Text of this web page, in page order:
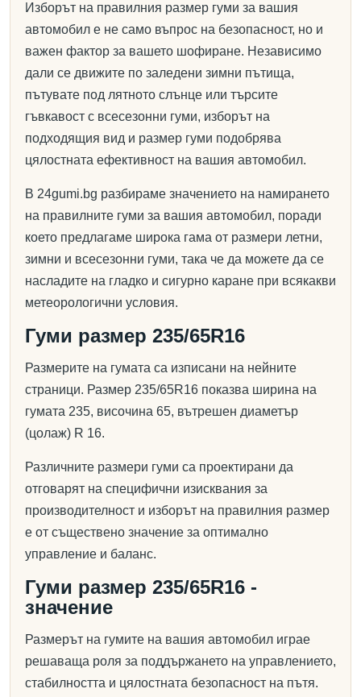
Изборът на правилния размер гуми за вашия
автомобил е не само въпрос на безопасност, но и
важен фактор за вашето шофиране. Независимо
дали се движите по заледени зимни пътища,
пътувате под лятното слънце или търсите
гъвкавост с всесезонни гуми, изборът на
подходящия вид и размер гуми подобрява
цялостната ефективност на вашия автомобил.
В 24gumi.bg разбираме значението на намирането
на правилните гуми за вашия автомобил, поради
което предлагаме широка гама от размери летни,
зимни и всесезонни гуми, така че да можете да се
насладите на гладко и сигурно каране при всякакви
метеорологични условия.
Гуми размер 235/65R16
Размерите на гумата са изписани на нейните
страници. Размер 235/65R16 показва ширина на
гумата 235, височина 65, вътрешен диаметър
(цолаж) R 16.
Различните размери гуми са проектирани да
отговарят на специфични изисквания за
производителност и изборът на правилния размер
е от съществено значение за оптимално
управление и баланс.
Гуми размер 235/65R16 -
значение
Размерът на гумите на вашия автомобил играе
решаваща роля за поддържането на управлението,
стабилността и цялостната безопасност на пътя.